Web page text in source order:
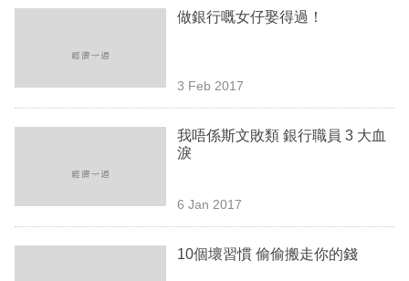
欄
區
做銀行嘅女仔娶得過！
3 Feb 2017
我唔係斯文敗類 銀行職員 3 大血
淚
6 Jan 2017
10個壞習慣 偷偷搬走你的錢